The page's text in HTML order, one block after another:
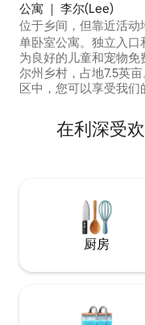
公寓 ｜ 李尔(Lee)
位于乡间，但靠近活动
单卧室公寓。独立入口和
为良好的儿童和宠物免费。 位于新
尔州乡村，占地7.5英亩。 在我们的私人
区中，您可以享受我们
朴茨茅斯和新罕布什
顿、缅因州波特兰和
在利深受
厨房